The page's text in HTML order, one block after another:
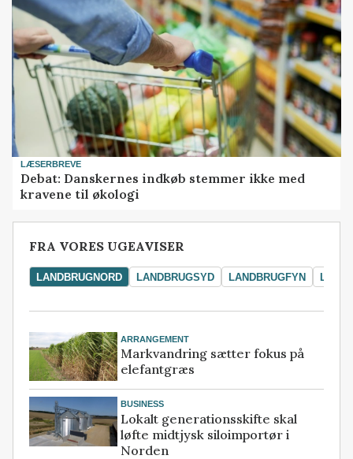
LÆSERBREVE
Debat: Danskernes indkøb stemmer ikke med
kravene til økologi
FRA VORES UGEAVISER
LANDBRUGNORD LANDBRUGSYD LANDBRUGFYN
ARRANGEMENT
Markvandring sætter fokus på
elefantgræs
BUSINESS
Lokalt generationsskifte skal
løfte midtjysk siloimportør i
Norden